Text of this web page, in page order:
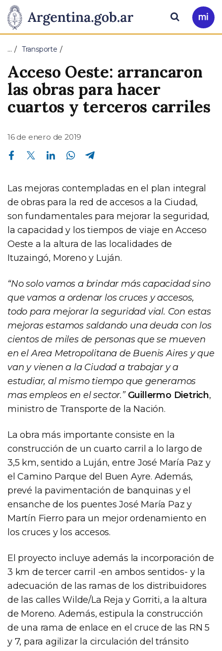
Presidencia
de
Nación
Pasar al contenido principal
Ir
a
Buscar
… Transporte
Acceso Oeste: arrancaron
las obras para hacer
cuartos y terceros carriles
16 de enero de 2019
Compartir en Facebook Compartir en Twitter Compartir en Linkedin Compartir en Whatsapp
Las mejoras contempladas en el plan integral
de obras para la red de accesos a la Ciudad,
son fundamentales para mejorar la seguridad,
la capacidad y los tiempos de viaje en Acceso
Oeste a la altura de las localidades de
Ituzaingó, Moreno y Luján.
“No solo vamos a brindar más capacidad sino
que vamos a ordenar los cruces y accesos,
todo para mejorar la seguridad vial. Con estas
mejoras estamos saldando una deuda con los
cientos de miles de personas que se mueven
en el Area Metropolitana de Buenis Aires y que
van y vienen a la Ciudad a trabajar y a
estudiar, al mismo tiempo que generamos
mas empleos en el sector.” Guillermo Dietrich,
ministro de Transporte de la Nación.
La obra más importante consiste en la
construcción de un cuarto carril a lo largo de
3,5 km, sentido a Luján, entre José María Paz y
el Camino Parque del Buen Ayre. Además,
prevé la pavimentación de banquinas y el
ensanche de los puentes José María Paz y
Martín Fierro para un mejor ordenamiento en
los cruces y los accesos.
El proyecto incluye además la incorporación de
3 km de tercer carril -en ambos sentidos- y la
adecuación de las ramas de los distribuidores
de las calles Wilde/La Reja y Gorriti, a la altura
de Moreno. Además, estipula la construcción
de una rama de enlace en el cruce de las RN 5
y 7, para agilizar la circulación del tránsito